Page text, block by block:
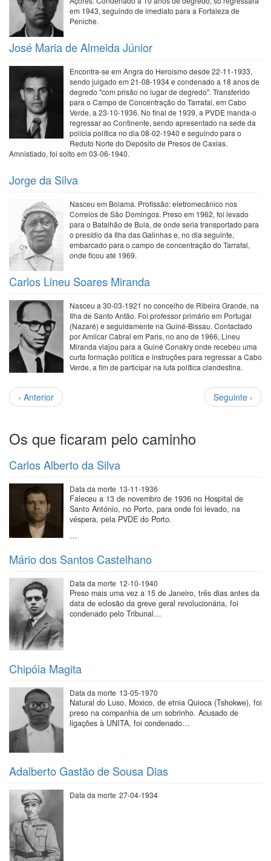
em 1943, seguindo de imediato para a Fortaleza de
Peniche.
José Maria de Almeida Júnior
Encontra-se em Angra do Heroismo desde 22-11-1933,
sendo julgado em 21-08-1934 e condenado a 18 anos de
degredo "com prisão no lugar de degredo". Transferido
para o Campo de Concentração do Tarrafal, em Cabo
Verde, a 23-10-1936. No final de 1939, a PVDE manda-o
regressar ao Continente, sendo apresentado na sede da
polícia política no dia 08-02-1940 e seguindo para o
Reduto Norte do Depósito de Presos de Caxias.
Amnistiado, foi solto em 03-06-1940.
Jorge da Silva
Nasceu em Bolama. Profissão: eletromecânico nos
Correios de São Domingos. Preso em 1962, foi levado
para o Batalhão de Bula, de onde seria transportado para
o presídio da Ilha das Galinhas e, no dia seguinte,
embarcado para o campo de concentração do Tarrafal,
onde ficou até 1969.
Carlos Lineu Soares Miranda
Nasceu a 30-03-1921 no concelho de Ribeira Grande, na
Ilha de Santo Antão. Foi professor primário em Portugal
(Nazaré) e seguidamente na Guiné-Bissau. Contactado
por Amilcar Cabral em Paris, no ano de 1966, Lineu
Miranda viajou para a Guiné Conakry onde recebeu uma
curta formação política e instruções para regressar a Cabo
Verde, a fim de participar na luta política clandestina.
Paginação
Página
anterior
‹ Anterior
Próxima
página
Seguinte ›
Os que ficaram pelo caminho
Carlos Alberto da Silva
Data da morte 13-11-1936
Faleceu a 13 de novembro de 1936 no Hospital de
Santo António, no Porto, para onde foi levado, na
véspera, pela PVDE do Porto.
…
Mário dos Santos Castelhano
Data da morte 12-10-1940
Preso mais uma vez a 15 de Janeiro, três dias antes da
data de eclosão da greve geral revolucionária, foi
condenado pelo Tribunal…
Chipóia Magita
Data da morte 13-05-1970
Natural do Luso, Moxico, de etnia Quioca (Tshokwe), foi
preso na companhia de um sobrinho. Acusado de
ligações à UNITA, foi condenado…
Adalberto Gastão de Sousa Dias
Data da morte 27-04-1934